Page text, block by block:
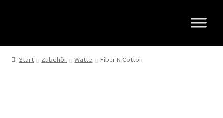
Start Zubehör Watte Fiber N Cotton